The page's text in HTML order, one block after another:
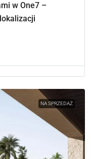
w One7 –
NA SPRZEDAŻ